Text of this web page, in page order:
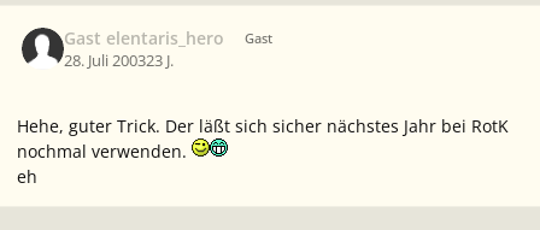
Gast elentaris_hero Gast
28. Juli 200323 J.
Hehe, guter Trick. Der läßt sich sicher nächstes Jahr bei RotK
nochmal verwenden.
eh